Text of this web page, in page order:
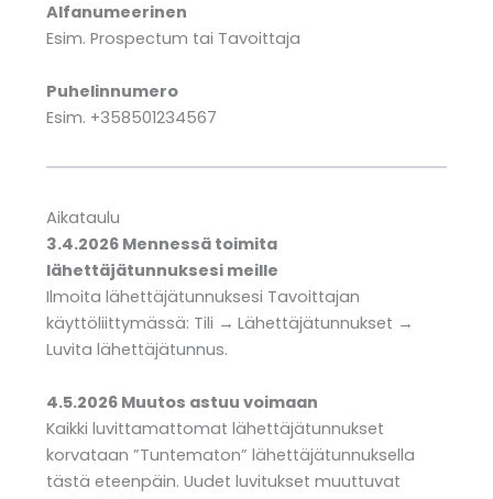
Alfanumeerinen
Esim. Prospectum tai Tavoittaja
Puhelinnumero
Esim. +358501234567
Aikataulu
3.4.2026 Mennessä toimita
lähettäjätunnuksesi meille
Ilmoita lähettäjätunnuksesi Tavoittajan
käyttöliittymässä: Tili → Lähettäjätunnukset →
Luvita lähettäjätunnus.
4.5.2026 Muutos astuu voimaan
Kaikki luvittamattomat lähettäjätunnukset
korvataan ”Tuntematon” lähettäjätunnuksella
tästä eteenpäin. Uudet luvitukset muuttuvat